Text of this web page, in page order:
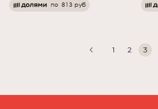
по 813 руб
1 2 3